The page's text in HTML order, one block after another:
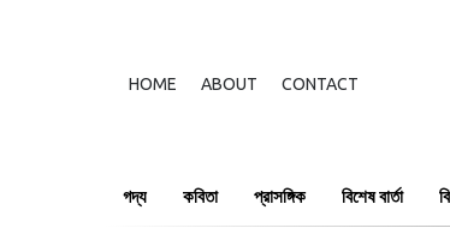
HOME ABOUT CONTACT
গদ্য কবিতা প্রাসঙ্গিক বিশেষ বার্তা